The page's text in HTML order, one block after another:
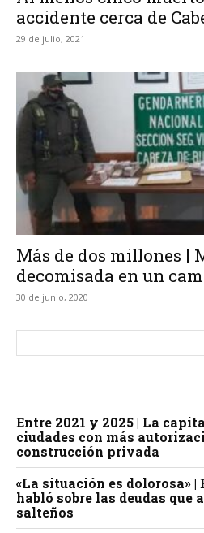
accidente cerca de
29 de julio, 2021
Más de dos millones |
decomisada en un
30 de junio, 2020
Entre 2021 y 2025 | La
ciudades con más
construcción privada
«La situación es dolorosa»
habló sobre las deudas que
salteños